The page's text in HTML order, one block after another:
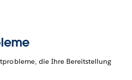
die Ihre Bereitstellung